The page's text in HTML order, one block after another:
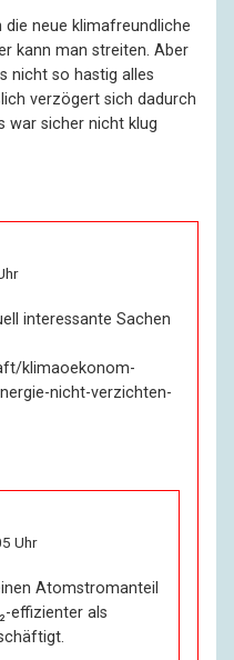
neue klimafreundliche
kann man streiten. Aber
nicht so hastig alles
verzögert sich dadurch
war sicher nicht klug
interessante Sachen
klimaoekonom-
nicht-verzichten-
Uhr
Atomstromanteil
effizienter als